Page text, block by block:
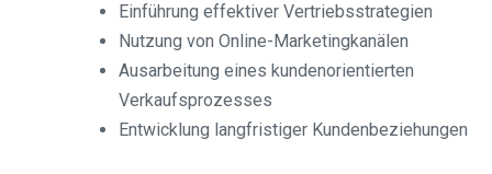
Einführung effektiver Vertriebsstrategien
Nutzung von Online-Marketingkanälen
Ausarbeitung eines kundenorientierten
Verkaufsprozesses
Entwicklung langfristiger Kundenbeziehungen